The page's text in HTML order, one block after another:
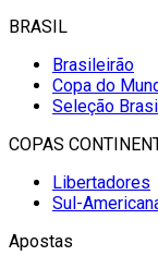
BRASIL
Brasileirão
Copa do
Seleção
COPAS
Libertadores
Sul-
Apostas